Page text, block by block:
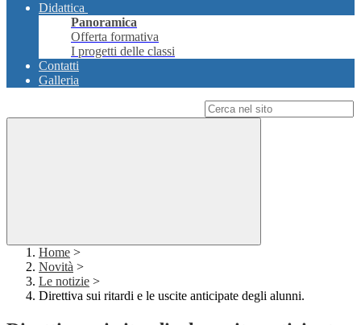
Didattica
Panoramica
Offerta formativa
I progetti delle classi
Contatti
Galleria
Home >
Novità >
Le notizie >
Direttiva sui ritardi e le uscite anticipate degli alunni.